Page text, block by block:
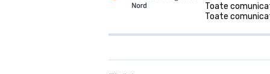
Toate
Toate